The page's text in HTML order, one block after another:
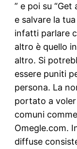
” e poi su
e salvare la
infatti parlare
altro è quello
altro. Si
essere puniti
persona. La
portato a
comuni
Omegle.com.
diffuse